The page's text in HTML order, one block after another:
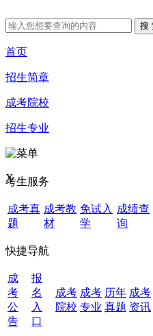
首页
招生简章
成考院校
招生专业
X
考生服务
成考真
题
成考教
材
免试入
学
成绩查
询
快捷导航
成
考
公
告
报
名
入
口
成考
院校
成考
专业
历年
真题
成考
资讯